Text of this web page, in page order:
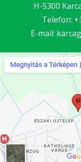
H-5300
Telefon:
E-mail: